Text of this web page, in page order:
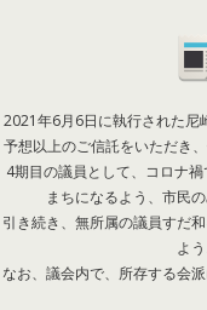
2021年6月6日に執行された尼
予想以上のご信託をいただき
4期目の議員として、コロナ
まちになるよう、市民
引き続き、無所属の議員すだ
よ
なお、議会内で、所存する会